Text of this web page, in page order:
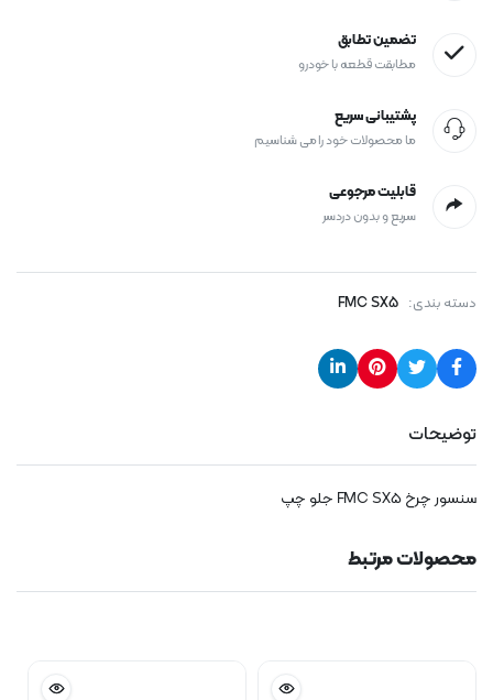
تضمین تطابق
مطابقت قطعه با خودرو
پشتیبانی سریع
ما محصولات خود را می شناسیم
قابلیت مرجوعی
سریع و بدون دردسر
دسته بندی: FMC SX5
توضیحات
سنسور چرخ FMC SX5 جلو چپ
محصولات مرتبط